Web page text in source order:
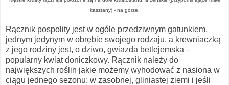
kasztany) - na górze.
Rącznik pospolity jest w ogóle przedziwnym gatunkiem,
jednym jedynym w obrębie swojego rodzaju, a krewniaczką
z jego rodziny jest, o dziwo, gwiazda betlejemska –
popularny kwiat doniczkowy. Rącznik należy do
największych roślin jakie możemy wyhodować z nasiona w
ciągu jednego sezonu: w zasobnej, gliniastej ziemi i jeśli